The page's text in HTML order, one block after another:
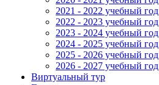
2021 - 2022 учебный год
2022 - 2023 учебный год
2023 - 2024 учебный год
2024 - 2025 учебный год
2025 - 2026 учебный год
2026 - 2027 учебный год
Виртуальный тур